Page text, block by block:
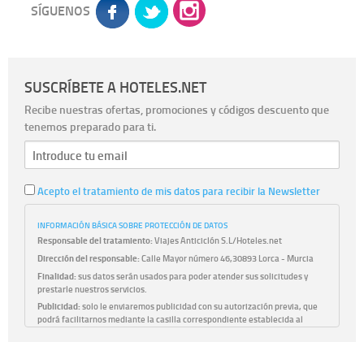
SÍGUENOS
SUSCRÍBETE A HOTELES.NET
Recibe nuestras ofertas, promociones y códigos descuento que
tenemos preparado para ti.
Acepto el tratamiento de mis datos para recibir la Newsletter
INFORMACIÓN BÁSICA SOBRE PROTECCIÓN DE DATOS
Responsable del tratamiento:Viajes Anticiclón S.L/Hoteles.net
Dirección del responsable:Calle Mayor número 46,30893 Lorca - Murcia
Finalidad:sus datos serán usados para poder atender sus solicitudes y
prestarle nuestros servicios.
Publicidad:solo le enviaremos publicidad con su autorización previa, que
podrá facilitarnos mediante la casilla correspondiente establecida al